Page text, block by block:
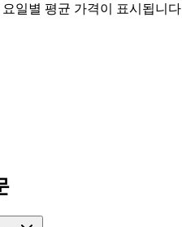
일별 평균 가격이 표시됩니다